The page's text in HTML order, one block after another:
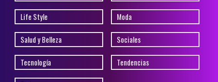
Life Style Moda
Salud y Belleza Sociales
Tecnología Tendencias